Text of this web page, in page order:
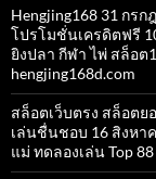
Hengjing168 31 กร
โปรโมชั่นเครดิตฟรี
ยิงปลา กีฬา ไพ่ สล็อต
hengjing168d.com
สล็อตเว็บตรง สล็อตย
เล่นชื่นชอบ 16 สิงหาค
แม่ ทดลองเล่น Top